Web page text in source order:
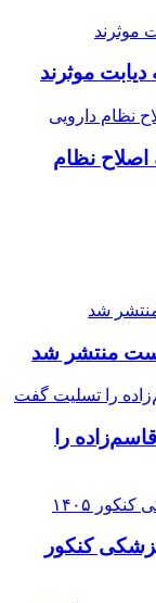
موثرند
نظام
منتشر شد
را
کنکور